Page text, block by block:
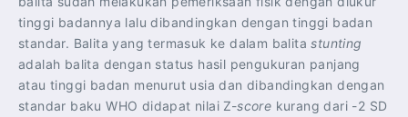
tinggi badannya lalu dibandingkan dengan tinggi badan
standar. Balita yang termasuk ke dalam balitastunting
adalah balita dengan status hasil pengukuran panjang
atau tinggi badan menurut usia dan dibandingkan dengan
standar baku WHO didapat nilai Z-score kurang dari -2 SD